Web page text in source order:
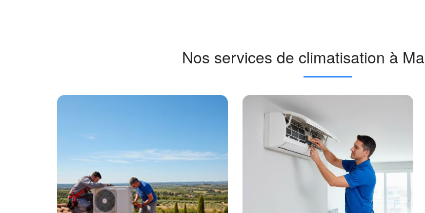
Nos services de climatisation à